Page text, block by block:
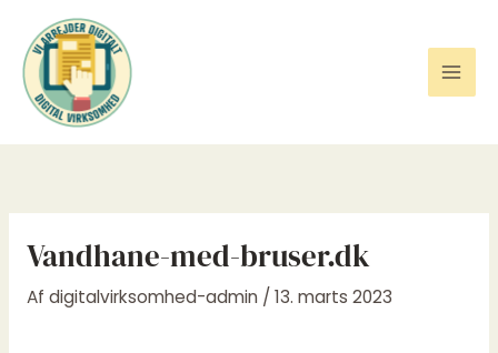
indholdet
Vandhane-med-bruser.dk
Af digitalvirksomhed-admin / 13. marts 2023